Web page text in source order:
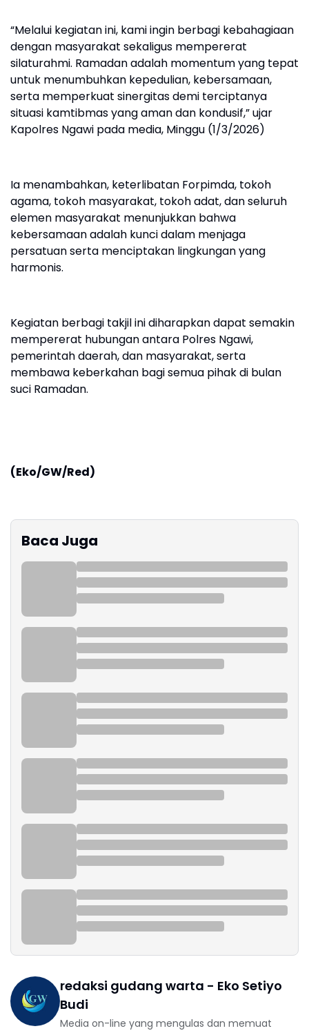
“Melalui kegiatan ini, kami ingin berbagi kebahagiaan
dengan masyarakat sekaligus mempererat
silaturahmi. Ramadan adalah momentum yang tepat
untuk menumbuhkan kepedulian, kebersamaan,
serta memperkuat sinergitas demi terciptanya
situasi kamtibmas yang aman dan kondusif,” ujar
Kapolres Ngawi pada media, Minggu (1/3/2026)
Ia menambahkan, keterlibatan Forpimda, tokoh
agama, tokoh masyarakat, tokoh adat, dan seluruh
elemen masyarakat menunjukkan bahwa
kebersamaan adalah kunci dalam menjaga
persatuan serta menciptakan lingkungan yang
harmonis.
Kegiatan berbagi takjil ini diharapkan dapat semakin
mempererat hubungan antara Polres Ngawi,
pemerintah daerah, dan masyarakat, serta
membawa keberkahan bagi semua pihak di bulan
suci Ramadan.
(Eko/GW/Red)
Baca Juga
redaksi gudang warta - Eko Setiyo
Budi
Media on-line yang mengulas dan memuat